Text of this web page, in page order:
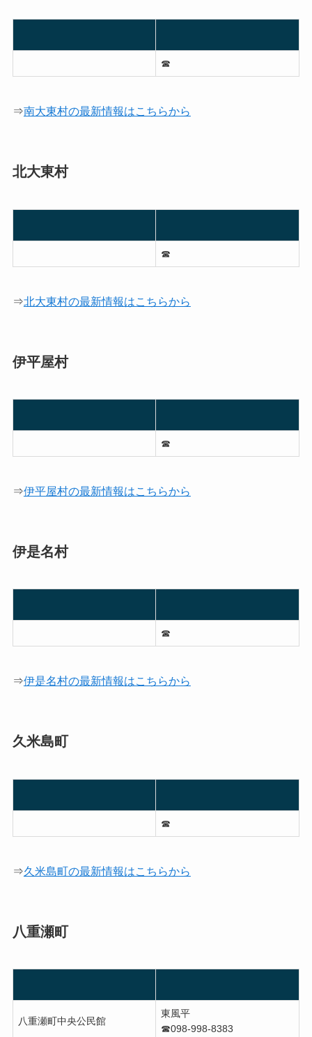
☎︎
⇒南大東村の最新情報はこちらから
北大東村
☎︎
⇒北大東村の最新情報はこちらから
伊平屋村
☎︎
⇒伊平屋村の最新情報はこちらから
伊是名村
☎︎
⇒伊是名村の最新情報はこちらから
久米島町
☎︎
⇒久米島町の最新情報はこちらから
八重瀬町
八重瀬町中央公民館
東風平
☎︎098-998-8383